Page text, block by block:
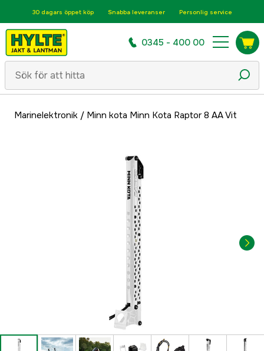
30 dagars öppet köp Snabba leveranser Personlig service
0345 - 400 00
Marinelektronik / Minn kota Minn Kota Raptor 8 AA Vit